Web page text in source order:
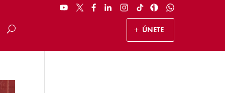
ÚNETE